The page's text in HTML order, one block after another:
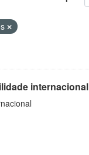
internacional